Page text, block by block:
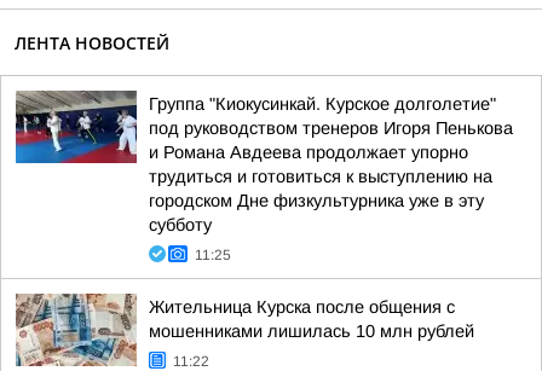
ЛЕНТА НОВОСТЕЙ
Группа "Киокусинкай. Курское долголетие"
под руководством тренеров Игоря Пенькова
и Романа Авдеева продолжает упорно
трудиться и готовиться к выступлению на
городском Дне физкультурника уже в эту
субботу
11:25
Жительница Курска после общения с
мошенниками лишилась 10 млн рублей
11:22